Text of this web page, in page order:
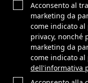
Acconsento al
marketing da
come indicato
privacy, nonché
marketing da
come indicato al
dell'informativa